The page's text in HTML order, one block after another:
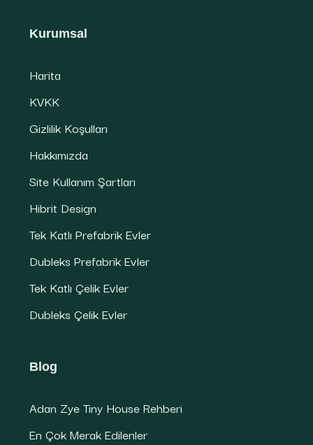
Kurumsal
Harita
KVKK
Gizlilik Koşulları
Hakkımızda
Site Kullanım Şartları
Hibrit Design
Tek Katlı Prefabrik Evler
Dubleks Prefabrik Evler
Tek Katlı Çelik Evler
Dubleks Çelik Evler
Blog
Adan Zye Tiny House Rehberi
En Çok Merak Edilenler